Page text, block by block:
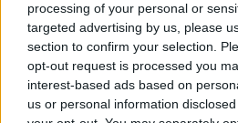
processing of your personal or
targeted advertising by us, please
section to confirm your selection.
opt-out request is processed you
interest-based ads based on
us or personal information
Inledare:Kristian Borg
Stockholms Fria